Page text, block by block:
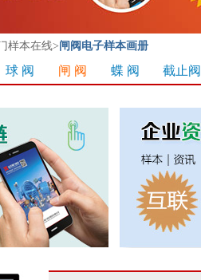
样本在线> 闸阀电子样本画册
球 阀 闸 阀 蝶 阀 截止阀